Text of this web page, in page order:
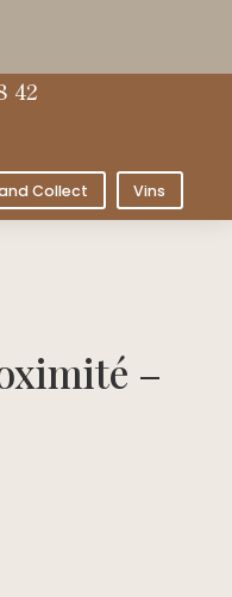
42
Collect Vins
–